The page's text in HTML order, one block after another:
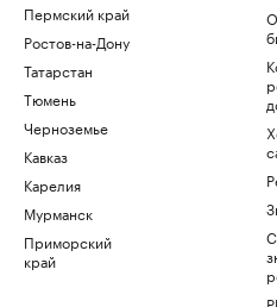
Пермский край
Ростов-на-Дону
Татарстан
Тюмень
Черноземье
Кавказ
Карелия
Мурманск
Приморский
край